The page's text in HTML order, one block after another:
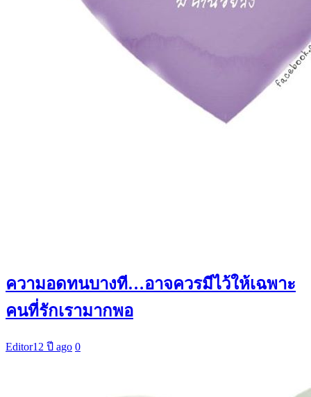
ความอดทนบางที…อาจควรมีไว้ให้เฉพาะ
คนที่รักเรามากพอ
Editor12 ปี ago 0